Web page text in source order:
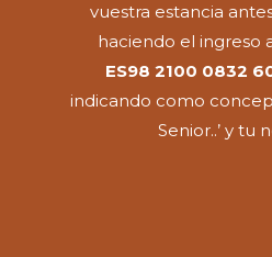
vuestra estancia
haciendo el ingreso
ES98 2100 0832
indicando como
Senior..’ y tu